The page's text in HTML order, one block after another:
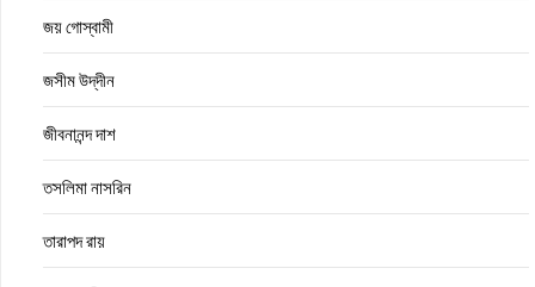
জয় গোস্বামী
জসীম উদ্‌দীন
জীবনানন্দ দাশ
তসলিমা নাসরিন
তারাপদ রায়